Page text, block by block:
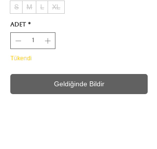
S M L XL
Adet *
Tükendi
Geldiğinde Bildir